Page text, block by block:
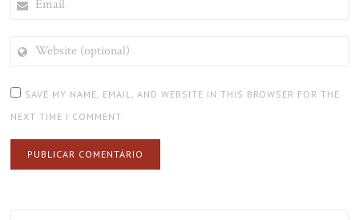
(OPTIONAL)
SAVE MY NAME, EMAIL, AND WEBSITE IN THIS BROWSER FOR THE
NEXT TIME I COMMENT.